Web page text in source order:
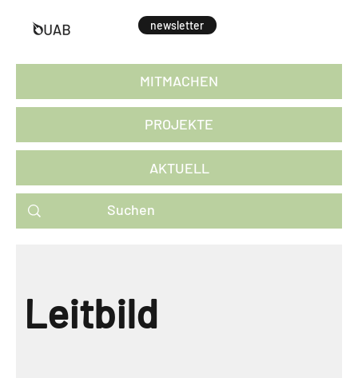
newsletter
Leitbild
AKTUELL
PROJEKTE
MITMACHEN